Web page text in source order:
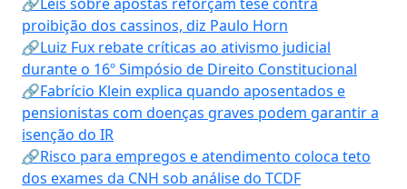
proibição dos cassinos, diz Paulo Horn
🔗Luiz Fux rebate críticas ao ativismo judicial
durante o 16º Simpósio de Direito Constitucional
🔗Fabrício Klein explica quando aposentados e
pensionistas com doenças graves podem garantir a
isenção do IR
🔗Risco para empregos e atendimento coloca teto
dos exames da CNH sob análise do TCDF